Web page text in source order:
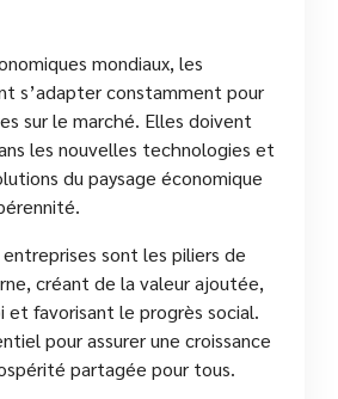
mondiaux, les
s’adapter constamment pour
sur le marché. Elles doivent
les nouvelles technologies et
du paysage économique
entreprises sont les piliers de
créant de la valeur ajoutée,
et favorisant le progrès social.
pour assurer une croissance
partagée pour tous.